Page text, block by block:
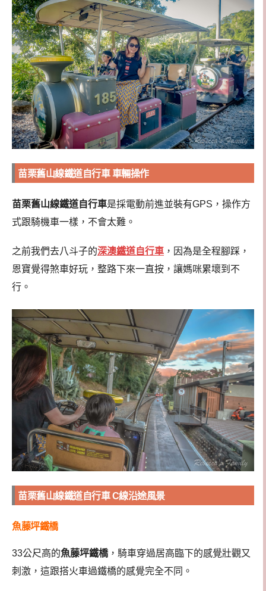
苗栗舊山線鐵道自行車 車輛操作
苗栗舊山線鐵道自行車是採電動前進並裝有GPS，操作方
式跟騎機車一樣，不會太難。
之前我們去八斗子的深澳鐵道自行車 ，因為是全程腳踩，
恩寶覺得煞車好玩，整路下來一直按，讓媽咪累壞到不
行。
苗栗舊山線鐵道自行車 C線沿途風景
魚藤坪鐵橋
33公尺高的魚藤坪鐵橋，騎車穿過居高臨下的感覺壯觀又
刺激，這跟搭火車過鐵橋的感覺完全不同。